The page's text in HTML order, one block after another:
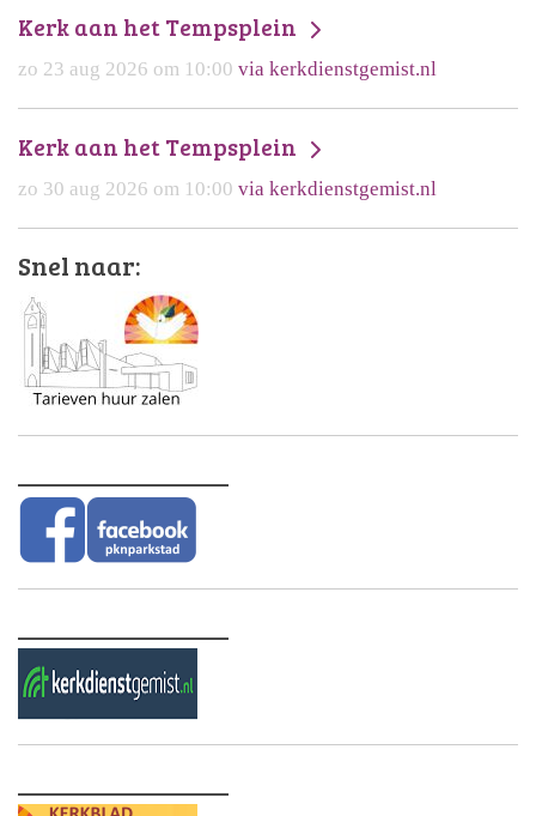
Kerk aan het Tempsplein
zo 23 aug 2026 om 10:00 via kerkdienstgemist.nl
Kerk aan het Tempsplein
zo 30 aug 2026 om 10:00 via kerkdienstgemist.nl
Snel naar: